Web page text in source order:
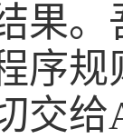
果
序
交给